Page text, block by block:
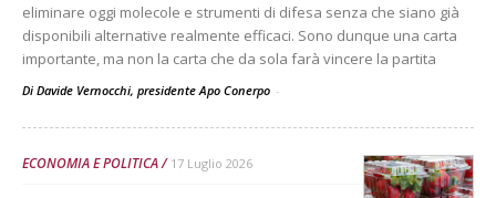
eliminare oggi molecole e strumenti di difesa senza che siano già
disponibili alternative realmente efficaci. Sono dunque una carta
importante, ma non la carta che da sola farà vincere la partita
Di Davide Vernocchi, presidente Apo Conerpo -
ECONOMIA E POLITICA 17 Luglio 2026